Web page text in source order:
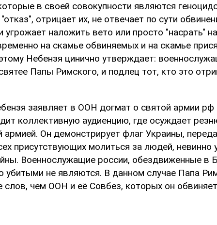
в своей совокупности являются
отрицает их, не отвечает по сути
угрожает наложить вето или просто "насрать"
на скамье обвиняемых и на скамье
Небензя цинично утверждает:
Папы Римского, и подлец тот, кто это
заявляет в ООН догмат о святой армии
коллективную аудиенцию, где осуждает
армией. Он демонстрирует флаг Украины,
присутствующих молиться за людей, невинно
Военнослужащие россии, обездвиженные в
убитыми не являются. В данном случае Папа
слов, чем ООН и её Совбез, которых он